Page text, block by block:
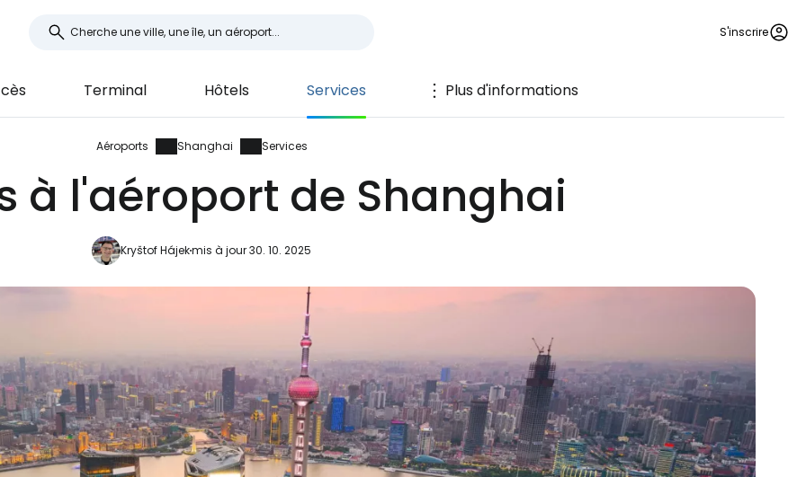
S'inscrire
Terminal Hôtels Services Plus d'informations
Aéroports Shanghai Services
à l'aéroport de Shanghai
Kryštof Hájekmis à jour 30. 10. 2025